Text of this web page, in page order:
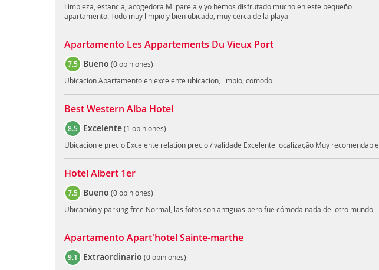
Limpieza, estancia, acogedora Mi pareja y yo hemos disfrutado mucho en este pequeño
apartamento. Todo muy limpio y bien ubicado, muy cerca de la playa
Apartamento Les Appartements Du Vieux Port
7.5 Bueno (0 opiniones)
Ubicacion Apartamento en excelente ubicacion, limpio, comodo
Best Western Alba Hotel
8.5 Excelente(1 opiniones)
Ubicacion e precio Excelente relation precio / validade Excelente localização Muy recomendable
Hotel Albert 1er
7.5 Bueno (0 opiniones)
Ubicación y parking free Normal, las fotos son antiguas pero fue cómoda nada del otro mundo
Apartamento Apart'hotel Sainte-marthe
9.1 Extraordinario (0 opiniones)